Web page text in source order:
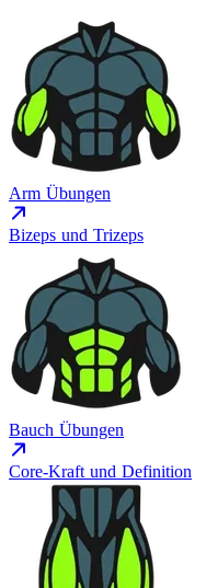
Arm Übungen
Bizeps und Trizeps
Bauch Übungen
Core-Kraft und Definition